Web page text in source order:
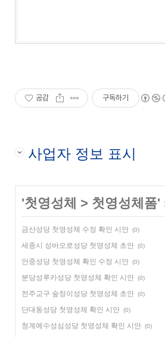
공감 구독하기
사업자 정보 표시
'첫영성체 > 첫영성체폼'
금산성당 첫영성체 수정 확인 시안 (0)
세종시 성바오로성당 첫영성체 초안 (0)
안중성당 첫영성체 확인 수정 시안 (0)
분당성루카성당 첫영성체 확인 시안 (0)
전주교구 숲정이성당 첫영성체 초안 (0)
단대동성당 첫영성체 확인 시안 (0)
청계예수성심성당 첫영성체 확인 시안 (0)